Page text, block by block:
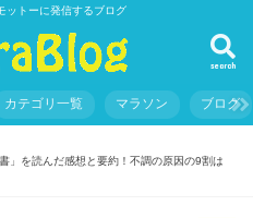
ットーに発信するブログ
search
カテゴリ一覧 マラソン ブログ
」を読んだ感想と要約！不調の原因の9割は